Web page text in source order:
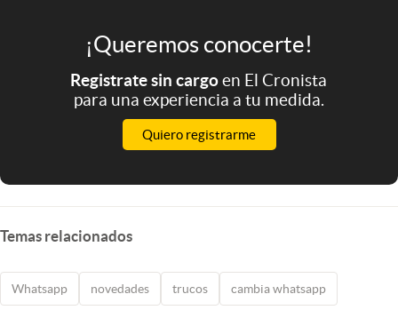
¡Queremos conocerte!
Registrate sin cargoen El Cronista
para una experiencia a tu medida.
Quiero registrarme
Temas relacionados
Whatsapp novedades trucos cambia whatsapp